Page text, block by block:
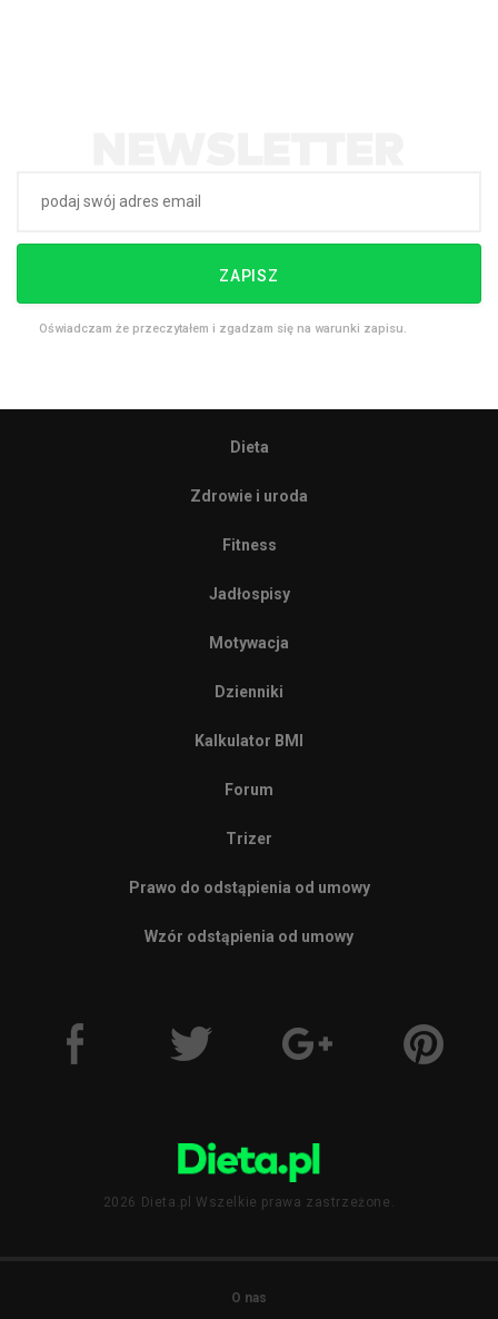
ZAPISZ
Oświadczam że przeczytałem i zgadzam się na warunki zapisu.
Dieta
Zdrowie i uroda
Fitness
Jadłospisy
Motywacja
Dzienniki
Kalkulator BMI
Forum
Trizer
Prawo do odstąpienia od umowy
Wzór odstąpienia od umowy
2026 Dieta.pl Wszelkie prawa zastrzeżone.
O nas